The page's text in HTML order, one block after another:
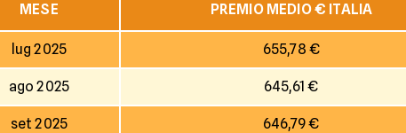
MESE PREMIO MEDIO € ITALIA
lug 2025 655,78 €
ago 2025 645,61 €
set 2025 646,79 €